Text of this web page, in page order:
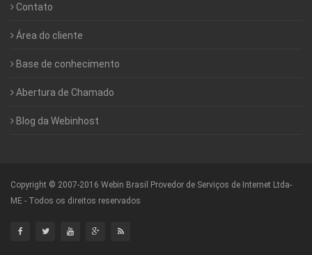
Contato
Área do cliente
Base de conhecimento
Abertura de Chamado
Blog da Webinhost
Copyright © 2007-2016 Webin Brasil Provedor de Serviços de Internet Ltda-
ME - Todos os direitos reservados